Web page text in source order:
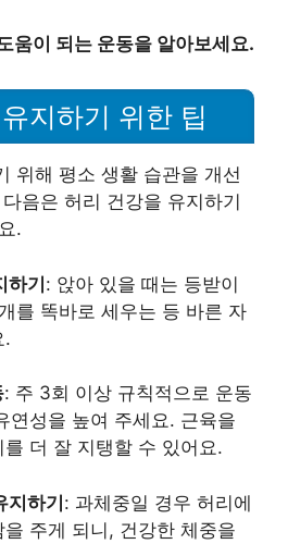
움이 되는 운동을 알아보세요.
지하기 위한 팁
위해 평소 생활 습관을 개선
음은 허리 건강을 유지하기
.
하기: 앉아 있을 때는 등받이
를 똑바로 세우는 등 바른 자
.
: 주 3회 이상 규칙적으로 운동
연성을 높여 주세요. 근육을
를 더 잘 지탱할 수 있어요.
지하기: 과체중일 경우 허리에
주게 되니, 건강한 체중을